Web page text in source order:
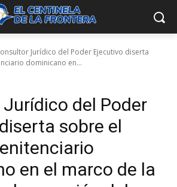
Jurídico del Poder Ejecutivo diserta
dominicano en...
del Poder
sobre el
en el marco de la